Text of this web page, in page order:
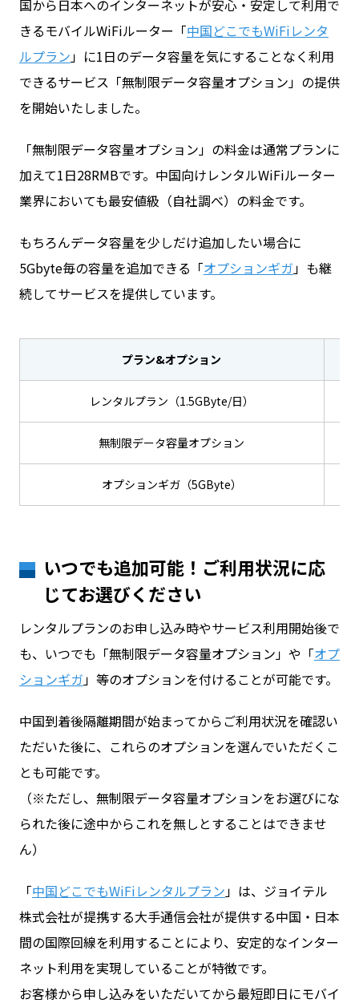
国から日本へのインターネットが安心・安定して利用で
きるモバイルWiFiルーター「中国どこでもWiFiレンタ
ルプラン」に1日のデータ容量を気にすることなく利用
できるサービス「無制限データ容量オプション」の提供
を開始いたしました。
「無制限データ容量オプション」の料金は通常プランに
加えて1日28RMBです。中国向けレンタルWiFiルーター
業界においても最安値級（自社調べ）の料金です。
もちろんデータ容量を少しだけ追加したい場合に
5Gbyte毎の容量を追加できる「オプションギガ」も継
続してサービスを提供しています。
プラン&オプション
レンタルプラン（1.5GByte/日）
無制限データ容量オプション
オプションギガ（5GByte）
いつでも追加可能！ご利用状況に応
じてお選びください
レンタルプランのお申し込み時やサービス利用開始後で
も、いつでも「無制限データ容量オプション」や「オプ
ションギガ」等のオプションを付けることが可能です。
中国到着後隔離期間が始まってからご利用状況を確認い
ただいた後に、これらのオプションを選んでいただくこ
とも可能です。
（※ただし、無制限データ容量オプションをお選びにな
られた後に途中からこれを無しとすることはできませ
ん）
「中国どこでもWiFiレンタルプラン」は、ジョイテル
株式会社が提携する大手通信会社が提供する中国・日本
間の国際回線を利用することにより、安定的なインター
ネット利用を実現していることが特徴です。
お客様から申し込みをいただいてから最短即日にモバイ